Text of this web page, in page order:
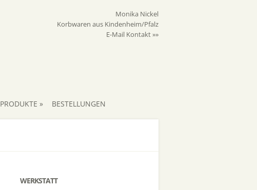
PRODUKTE »
BESTELLUNGEN
Monika Nickel
Korbwaren aus Kindenheim/Pfalz
E-Mail Kontakt »»
WERKSTATT